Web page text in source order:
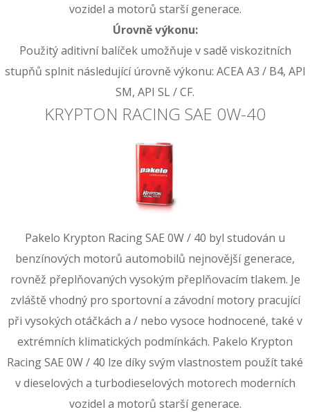
vozidel a motorů starší generace.
Úrovně výkonu:
Použitý aditivní balíček umožňuje v sadě viskozitních
stupňů splnit následující úrovně výkonu: ACEA A3 / B4, API
SM, API SL / CF.
KRYPTON RACING SAE 0W-40
Pakelo Krypton Racing SAE 0W / 40 byl studován u
benzínových motorů automobilů nejnovější generace,
rovněž přeplňovaných vysokým přeplňovacím tlakem. Je
zvláště vhodný pro sportovní a závodní motory pracující
při vysokých otáčkách a / nebo vysoce hodnocené, také v
extrémních klimatických podmínkách. Pakelo Krypton
Racing SAE 0W / 40 lze díky svým vlastnostem použít také
v dieselových a turbodieselových motorech moderních
vozidel a motorů starší generace.